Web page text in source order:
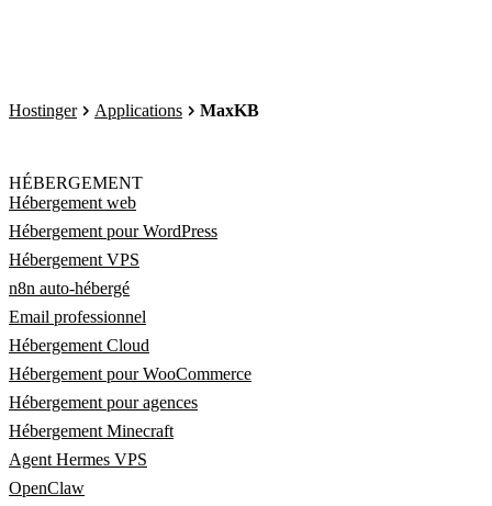
Hostinger Applications MaxKB
HÉBERGEMENT
Hébergement web
Hébergement pour WordPress
Hébergement VPS
n8n auto-hébergé
Email professionnel
Hébergement Cloud
Hébergement pour WooCommerce
Hébergement pour agences
Hébergement Minecraft
Agent Hermes VPS
OpenClaw